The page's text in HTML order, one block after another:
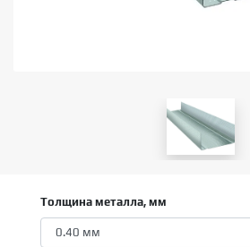
Толщина металла, мм